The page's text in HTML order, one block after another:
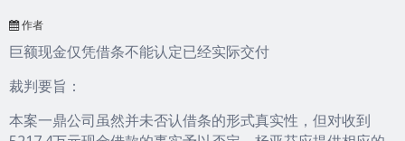
作者
巨额现金仅凭借条不能认定已经实际交付
裁判要旨：
本案一鼎公司虽然并未否认借条的形式真实性，但对收到